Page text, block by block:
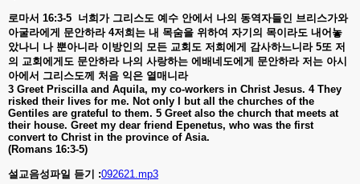
로마서 16:3-5 너희가 그리스도 예수 안에서 나의 동역자들인 브리스가와
아굴라에게 문안하라4저희는 내 목숨을 위하여 자기의 목이라도 내어놓
았나니 나 뿐아니라 이방인의 모든 교회도 저희에게 감사하느니라5또 저
의 교회에게도 문안하라 나의 사랑하는 에배네도에게 문안하라 저는 아시
아에서 그리스도께 처음 익은 열매니라
3 Greet Priscilla and Aquila, my co-workers in Christ Jesus. 4 They
risked their lives for me. Not only I but all the churches of the
Gentiles are grateful to them. 5 Greet also the church that meets at
their house. Greet my dear friend Epenetus, who was the first
convert to Christ in the province of Asia.
(Romans 16:3-5)
설교음성파일 듣기 :092621.mp3